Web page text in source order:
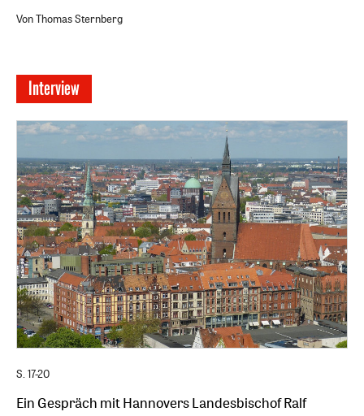
Von Thomas Sternberg
Interview
S. 17-20
Ein Gespräch mit Hannovers Landesbischof Ralf